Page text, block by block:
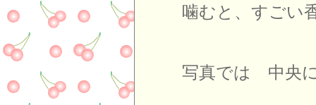
噛むと、すごい
写真では 中央